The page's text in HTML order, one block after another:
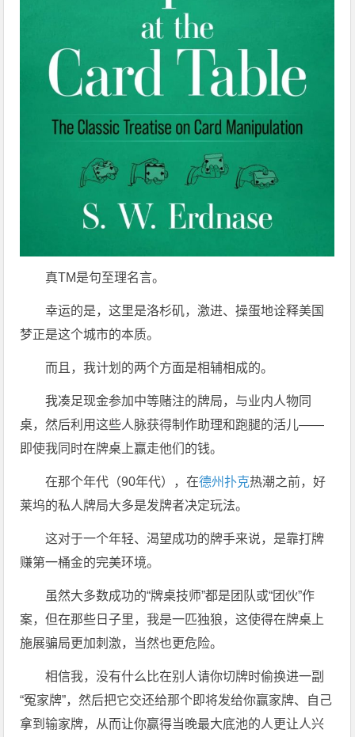
真TM是句至理名言。
幸运的是，这里是洛杉矶，激进、操蛋地诠释美国
梦正是这个城市的本质。
而且，我计划的两个方面是相辅相成的。
我凑足现金参加中等赌注的牌局，与业内人物同
桌，然后利用这些人脉获得制作助理和跑腿的活儿——
即使我同时在牌桌上赢走他们的钱。
在那个年代（90年代），在德州扑克热潮之前，好
莱坞的私人牌局大多是发牌者决定玩法。
这对于一个年轻、渴望成功的牌手来说，是靠打牌
赚第一桶金的完美环境。
虽然大多数成功的“牌桌技师”都是团队或“团伙”作
案，但在那些日子里，我是一匹独狼，这使得在牌桌上
施展骗局更加刺激，当然也更危险。
相信我，没有什么比在别人请你切牌时偷换进一副
“冤家牌”，然后把它交还给那个即将发给你赢家牌、自己
拿到输家牌，从而让你赢得当晚最大底池的人更让人兴